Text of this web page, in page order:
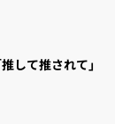
して推されて」